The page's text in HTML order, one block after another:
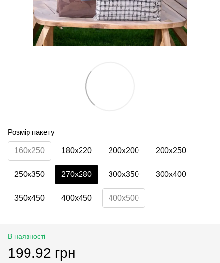
Розмір пакету
160х250 180х220 200х200 200х250
250х350 270х280 300х350 300х400
350х450 400х450 400х500
В наявності
199.92 грн